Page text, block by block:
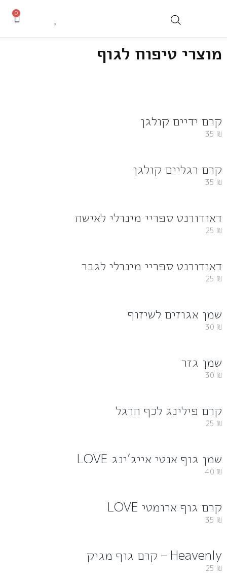
0
מוצרי טיפוח לגוף
קרם ידיים קולגן
35 ₪
קרם רגליים קולגן
35 ₪
דאודורנט ספריי מינרלי לאישה
25 ₪
דאודורנט ספריי מינרלי לגבר
25 ₪
שמן אגוזים לשיזוף
30 ₪
שמן גזר
30 ₪
קרם פילינג לכף הרגל
25 ₪
שמן גוף אנטי אייג’ינג LOVE
40 ₪
קרם גוף ארומטי LOVE
35 ₪
Heavenly – קרם גוף מגיק
25 ₪